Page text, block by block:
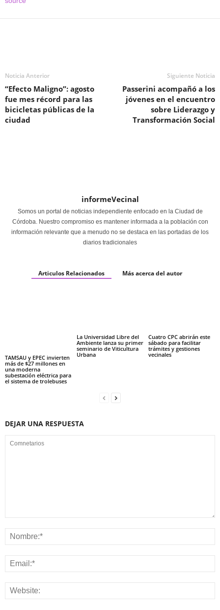
Noticia Anterior
“Efecto Maligno”: agosto
fue mes récord para las
bicicletas públicas de la
ciudad
Siguiente Noticia
Passerini acompañó a los
jóvenes en el encuentro
sobre Liderazgo y
Transformación Social
informeVecinal
Somos un portal de noticias independiente enfocado en la Ciudad de
Córdoba. Nuestro compromiso es mantener informada a la población con
información relevante que a menudo no se destaca en las portadas de los
diarios tradicionales
Articulos Relacionados Más acerca del autor
TAMSAU y EPEC invierten
más de $27 millones en
una moderna
subestación eléctrica para
el sistema de trolebuses
La Universidad Libre del
Ambiente lanza su primer
seminario de Viticultura
Urbana
Cuatro CPC abrirán este
sábado para facilitar
trámites y gestiones
vecinales
DEJAR UNA RESPUESTA